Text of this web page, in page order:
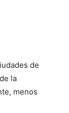
de
la
menos